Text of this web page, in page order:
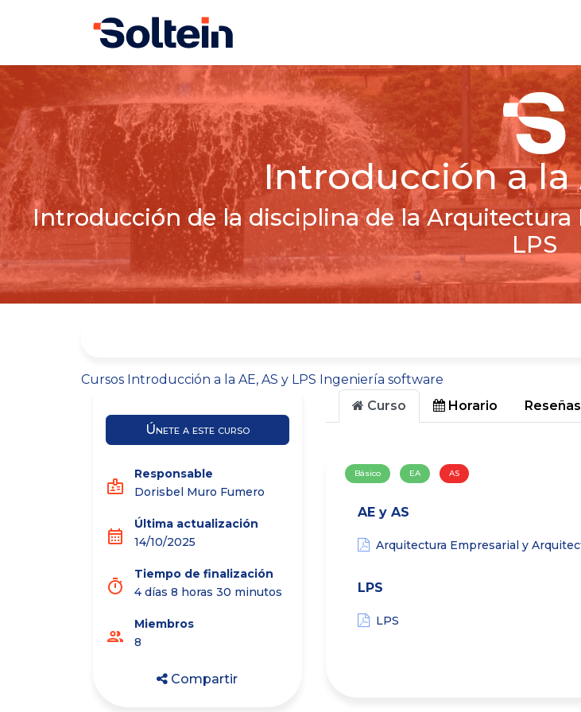
Introducción a la
Introducción de la disciplina de la
LPS
Cursos Introducción a la AE, AS y LPS Ingeniería software
Únete a este curso
Responsable
badge Dorisbel Muro Fumero
Última actualización
calendar_month 14/10/2025
Tiempo de finalización
timer 4 días 8 horas 30 minutos
Miembros
group 8
Compartir
Curso Horario Reseñas
Básico EA AS
AE y AS
Arquitectura Empresarial y
LPS
LPS